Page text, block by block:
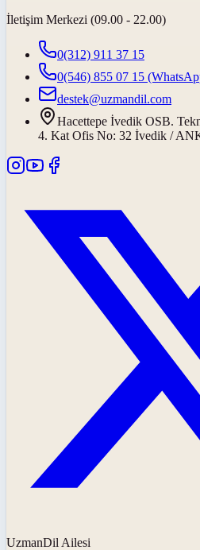
İletişim Merkezi (09.00 - 22.00)
0(312) 911 37 15
0(546) 855 07 15
destek@uzmandil.com
Hacettepe İvedik OSB.
4. Kat Ofis No: 32 İvedik /
UzmanDil Ailesi